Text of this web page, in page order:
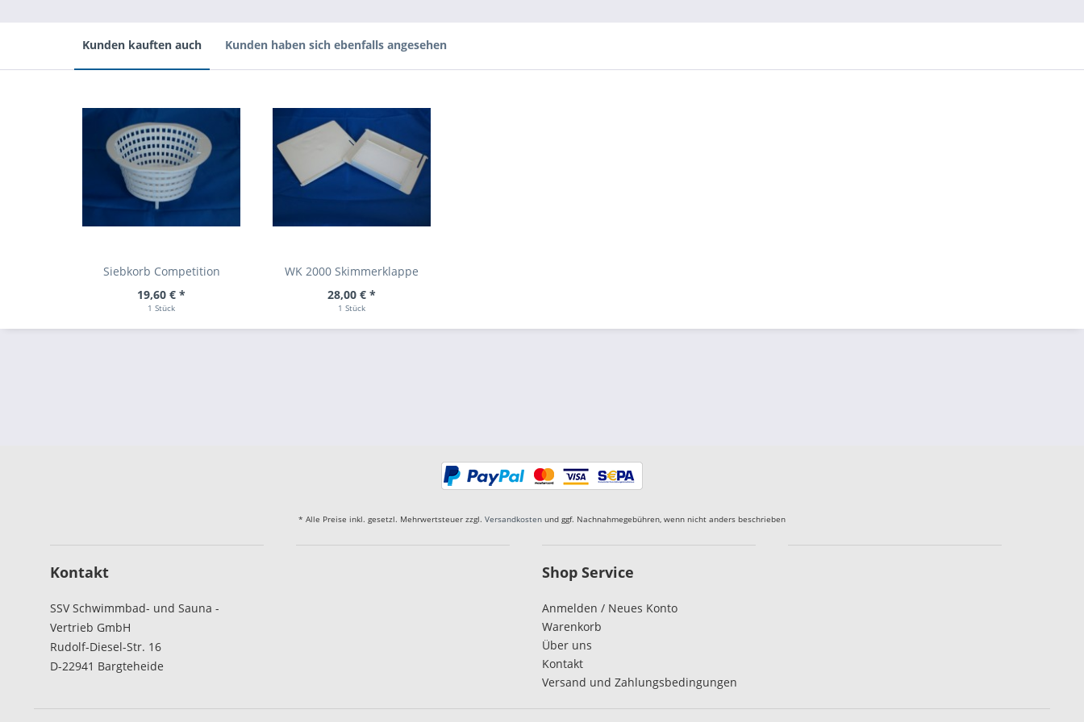
Kunden kauften auch Kunden haben sich ebenfalls angesehen
Siebkorb Competition
19,60 € *
1 Stück
WK 2000 Skimmerklappe
28,00 € *
1 Stück
* Alle Preise inkl. gesetzl. Mehrwertsteuer zzgl. Versandkosten und ggf. Nachnahmegebühren, wenn nicht anders beschrieben
Kontakt
SSV Schwimmbad- und Sauna -
Vertrieb GmbH
Rudolf-Diesel-Str. 16
D-22941 Bargteheide
Shop Service
Anmelden / Neues Konto
Warenkorb
Über uns
Kontakt
Versand und Zahlungsbedingungen